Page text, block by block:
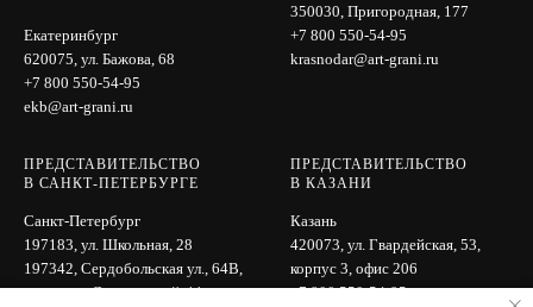
Екатеринбург
620075, ул. Бажова, 68
+7 800 550-54-95
ekb@art-grani.ru
350030, Пригородная, 177
+7 800 550-54-95
krasnodar@art-grani.ru
ПРЕДСТАВИТЕЛЬСТВО
В САНКТ-ПЕТЕРБУРГЕ
Санкт-Петербург
197183, ул. Школьная, 28
197342, Сердобольская ул., 64B,
вход с ул. Лисичанской, 11
ПРЕДСТАВИТЕЛЬСТВО
В КАЗАНИ
Казань
420073, ул. Гвардейская, 53,
корпус 3, офис 206
+7 800 550-54-95